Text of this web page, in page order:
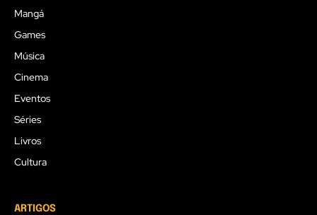
Mangá
Games
Música
Cinema
Eventos
Séries
Livros
Cultura
ARTIGOS